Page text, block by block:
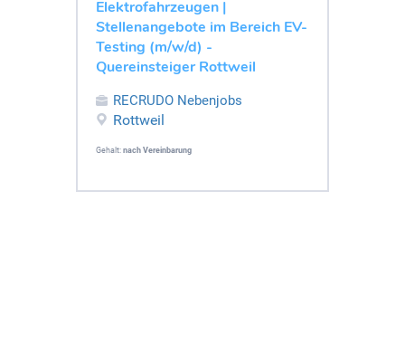
Elektrofahrzeugen |
Stellenangebote im Bereich EV-
Testing (m/w/d) -
Quereinsteiger Rottweil
RECRUDO Nebenjobs
Rottweil
Gehalt: nach Vereinbarung